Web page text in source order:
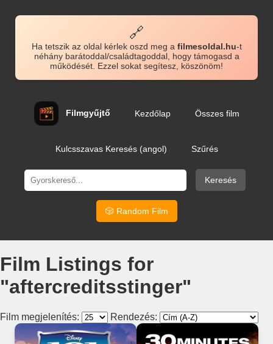
🔗
Ha tetszik az oldal kérlek oszd meg a filmesoldal.hu-t
néhány barátoddal/családtagoddal, hogy támogasd a
működését. Ezzel sokat segítesz, köszönöm!
Filmgyűjtő Kezdőlap Összes film
Kulcsszavas Keresés (angol) Szűrés
Keresés
🎲 Random Film
Film Listings for
"aftercreditsstinger"
Film megjelenítés: Rendezés: